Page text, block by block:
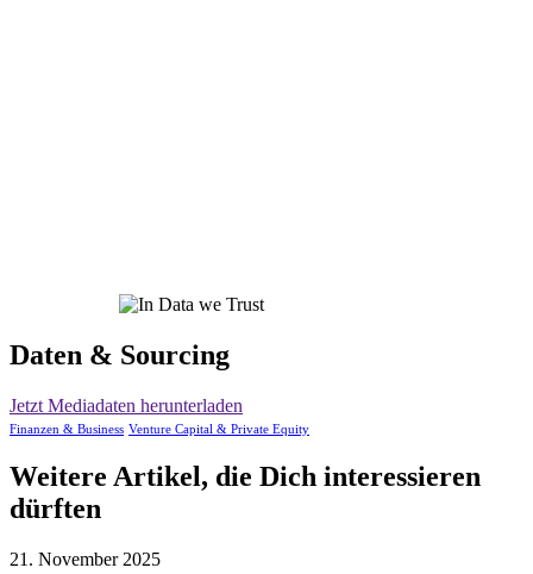
Daten & Sourcing
Jetzt Mediadaten herunterladen
Finanzen & Business Venture Capital & Private Equity
Weitere Artikel, die Dich interessieren
dürften
21. November 2025